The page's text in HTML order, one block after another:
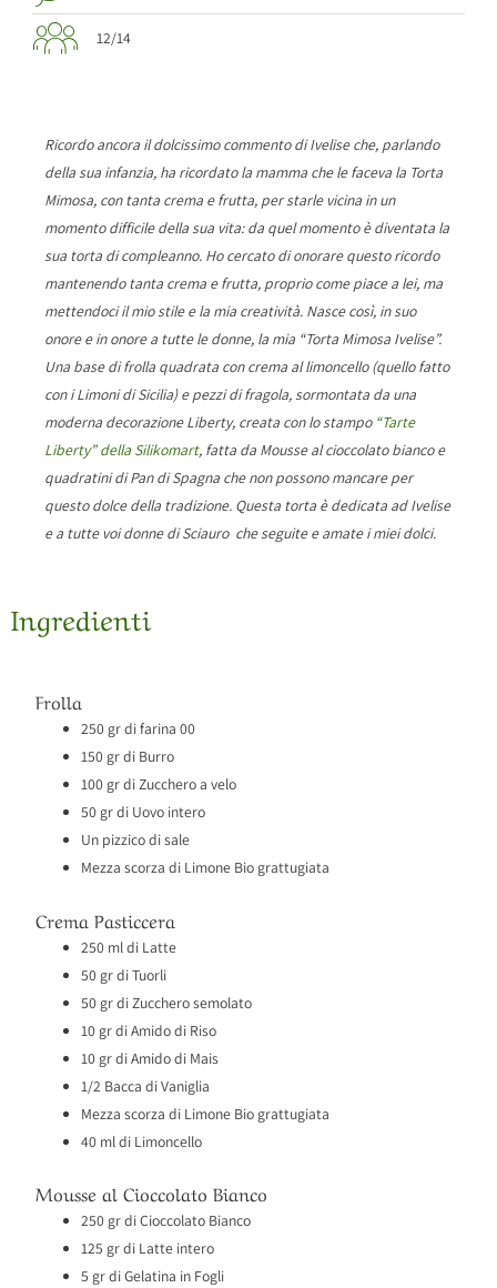
12/14
Ricordo ancora il dolcissimo commento di Ivelise che, parlando
della sua infanzia, ha ricordato la mamma che le faceva la Torta
Mimosa, con tanta crema e frutta, per starle vicina in un
momento difficile della sua vita: da quel momento è diventata la
sua torta di compleanno. Ho cercato di onorare questo ricordo
mantenendo tanta crema e frutta, proprio come piace a lei, ma
mettendoci il mio stile e la mia creatività. Nasce così, in suo
onore e in onore a tutte le donne, la mia “Torta Mimosa Ivelise”.
Una base di frolla quadrata con crema al limoncello (quello fatto
con i Limoni di Sicilia) e pezzi di fragola, sormontata da una
moderna decorazione Liberty, creata con lo stampo “Tarte
Liberty” della Silikomart, fatta da Mousse al cioccolato bianco e
quadratini di Pan di Spagna che non possono mancare per
questo dolce della tradizione. Questa torta è dedicata ad Ivelise
e a tutte voi donne di Sciauro che seguite e amate i miei dolci.
Ingredienti
Frolla
250 gr di farina 00
150 gr di Burro
100 gr di Zucchero a velo
50 gr di Uovo intero
Un pizzico di sale
Mezza scorza di Limone Bio grattugiata
Crema Pasticcera
250 ml di Latte
50 gr di Tuorli
50 gr di Zucchero semolato
10 gr di Amido di Riso
10 gr di Amido di Mais
1/2 Bacca di Vaniglia
Mezza scorza di Limone Bio grattugiata
40 ml di Limoncello
Mousse al Cioccolato Bianco
250 gr di Cioccolato Bianco
125 gr di Latte intero
5 gr di Gelatina in Fogli